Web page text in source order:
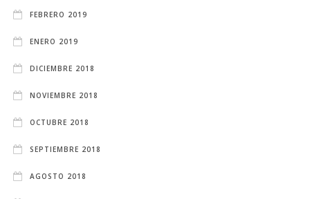
FEBRERO 2019
ENERO 2019
DICIEMBRE 2018
NOVIEMBRE 2018
OCTUBRE 2018
SEPTIEMBRE 2018
AGOSTO 2018